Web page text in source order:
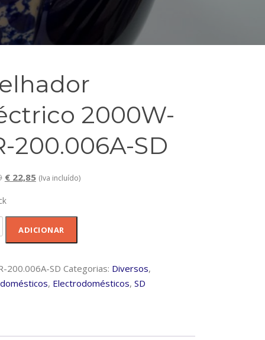
2000W-
200.006A-SD
O
original
era:
€ 25,39.
€22,85O
é:
€ 22,85.
(Iva incluído)
ADICIONAR
200.006A-SD Categorias: Diversos,
, Electrodomésticos, SD